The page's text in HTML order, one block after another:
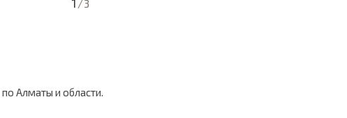
/3
Алматы и области.